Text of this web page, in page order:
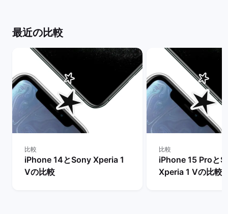
最近の比較
比較
iPhone 14とSony Xperia 1
Vの比較
比較
iPhone 15 Proと
Xperia 1 Vの比較